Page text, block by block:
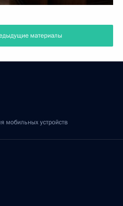
материалы
мобильных устройств